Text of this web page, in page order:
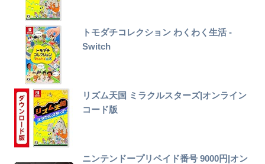
トモダチコレクション わくわく生活 -
Switch
リズム天国 ミラクルスターズ|オンライン
コード版
ニンテンドープリペイド番号 9000円|オン